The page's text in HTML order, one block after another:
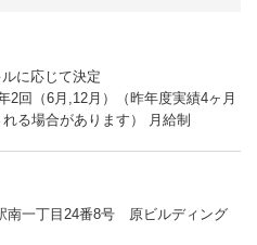
に応じて決定
2回（6月,12月）（昨年度実績4ヶ月
る場合があります） 月給制
一丁目24番8号 原ビルディング